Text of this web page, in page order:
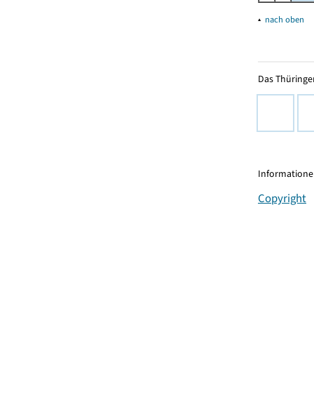
▴ nach oben
Das
Copyright